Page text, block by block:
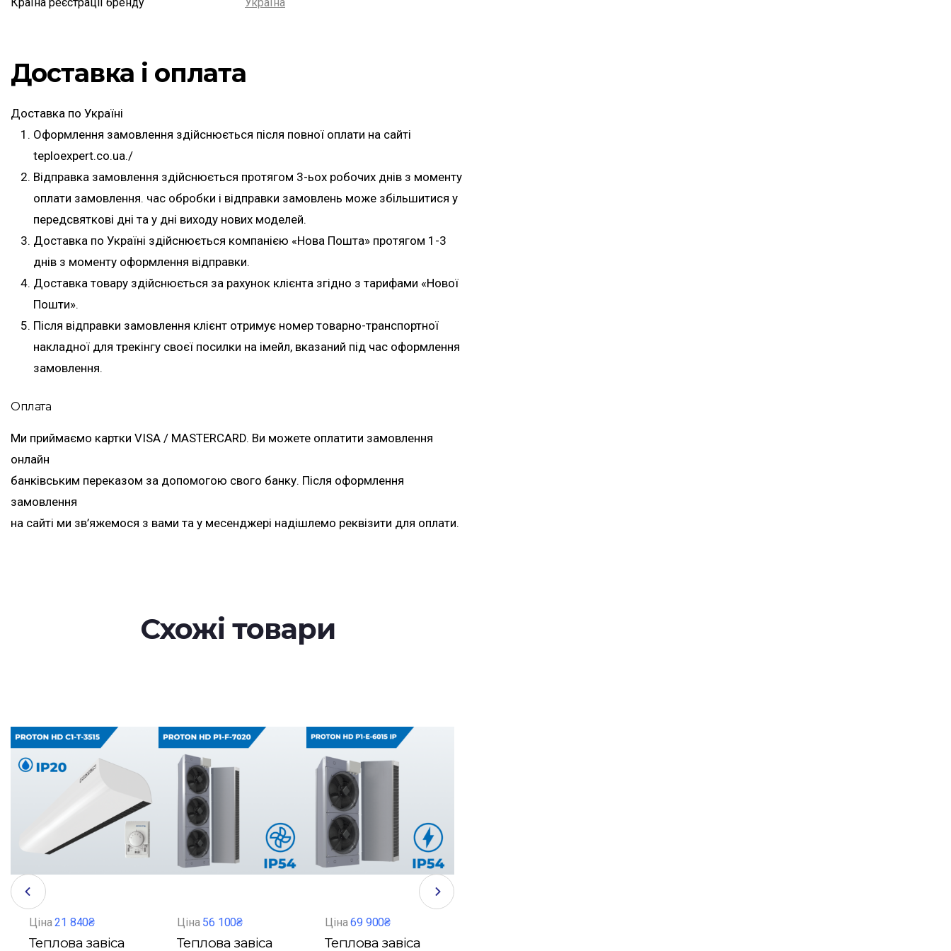
Доставка і оплата
Доставка по Україні
Оформлення замовлення здійснюється після повної оплати на сайті
teploexpert.co.ua./
Відправка замовлення здійснюється протягом 3-ьох робочих днів з моменту
оплати замовлення. час обробки і відправки замовлень може збільшитися у
передсвяткові дні та у дні виходу нових моделей.
Доставка по Україні здійснюється компанією «Нова Пошта» протягом 1-3
днів з моменту оформлення відправки.
Доставка товару здійснюється за рахунок клієнта згідно з тарифами «Нової
Пошти».
Після відправки замовлення клієнт отримує номер товарно-транспортної
накладної для трекінгу своєї посилки на імейл, вказаний під час оформлення
замовлення.
Оплата
Ми приймаємо картки VISA / MASTERCARD. Ви можете оплатити замовлення
онлайн
банківським переказом за допомогою свого банку. Після оформлення
замовлення
на сайті ми зв’яжемося з вами та у месенджері надішлемо реквізити для оплати.
Схожі товари
Ціна21 840₴
Теплова завіса
Ціна 56 100₴
Теплова завіса
Ціна69 900₴
Теплова завіса